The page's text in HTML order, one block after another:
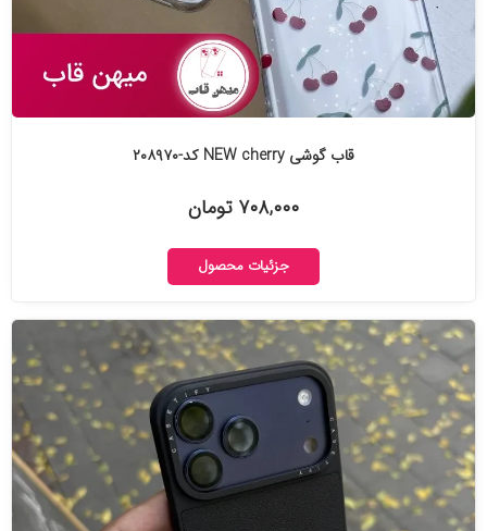
قاب گوشی NEW cherry کد-۲۰۸۹۷۰
۷۰۸,۰۰۰ تومان
جزئیات محصول